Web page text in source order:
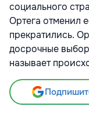
социального
Ортега отменил
прекратились.
досрочные
называет